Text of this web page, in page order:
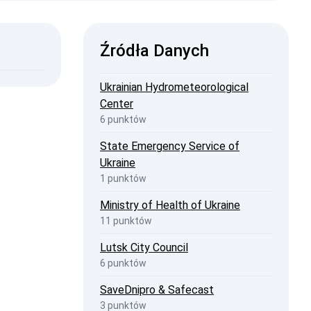
Źródła Danych
Ukrainian Hydrometeorological
Center
6 punktów
State Emergency Service of
Ukraine
1 punktów
Ministry of Health of Ukraine
11 punktów
Lutsk City Council
6 punktów
SaveDnipro & Safecast
3 punktów